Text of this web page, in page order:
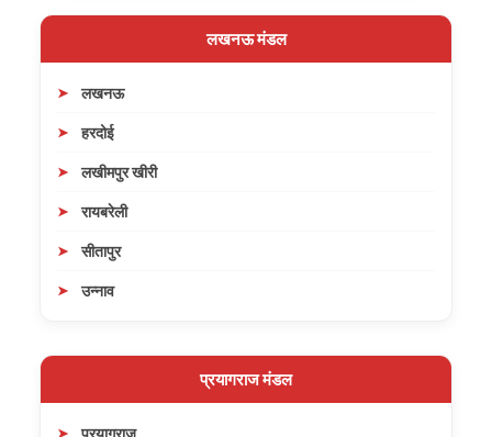
लखनऊ मंडल
लखनऊ
हरदोई
लखीमपुर खीरी
रायबरेली
सीतापुर
उन्नाव
प्रयागराज मंडल
प्रयागराज